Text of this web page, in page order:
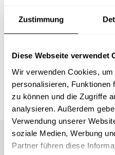
Zustimmung
Diese Webseite verwendet
Wir verwenden Cookies,
personalisieren, Funktionen
zu können und die Zugriffe
analysieren. Außerdem
Verwendung unserer
soziale Medien, Werbung
Partner führen diese
Buchhaltung für das
das Thema
Hintergrundgeschichten
E-Learning.